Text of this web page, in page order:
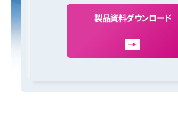
製品資料ダウンロード